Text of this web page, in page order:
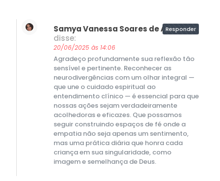
Samya Vanessa Soares de Araújo
disse:
20/06/2025 às 14:06
Agradeço profundamente sua reflexão tão
sensível e pertinente. Reconhecer as
neurodivergências com um olhar integral —
que une o cuidado espiritual ao
entendimento clínico — é essencial para que
nossas ações sejam verdadeiramente
acolhedoras e eficazes. Que possamos
seguir construindo espaços de fé onde a
empatia não seja apenas um sentimento,
mas uma prática diária que honra cada
criança em sua singularidade, como
imagem e semelhança de Deus.
Responder